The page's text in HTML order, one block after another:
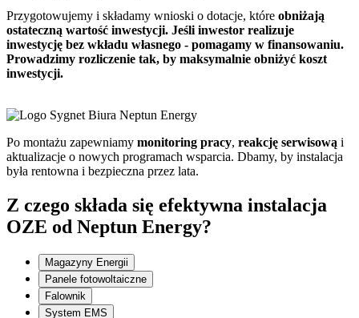
Przygotowujemy i składamy wnioski o dotacje, które obniżają
ostateczną wartość inwestycji. Jeśli inwestor realizuje
inwestycję bez wkładu własnego - pomagamy w finansowaniu.
Prowadzimy rozliczenie tak, by maksymalnie obniżyć koszt
inwestycji.
Biura Neptun Energy
Po montażu zapewniamy monitoring pracy, reakcję serwisową i
aktualizacje o nowych programach wsparcia. Dbamy, by instalacja
była rentowna i bezpieczna przez lata.
Z czego składa się efektywna instalacja
OZE od Neptun Energy?
Magazyny Energii
Panele fotowoltaiczne
Falownik
System EMS